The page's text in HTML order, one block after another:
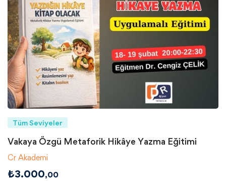
Tüm Seviyeler
Vakaya Özgü Metaforik Hikâye Yazma Eğitimi
Cr Akademi
₺3.000,00